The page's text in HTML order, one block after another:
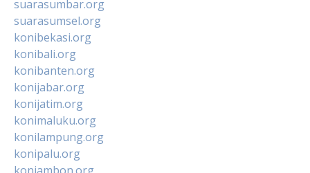
suarasumbar.org
suarasumsel.org
konibekasi.org
konibali.org
konibanten.org
konijabar.org
konijatim.org
konimaluku.org
konilampung.org
konipalu.org
koniambon.org